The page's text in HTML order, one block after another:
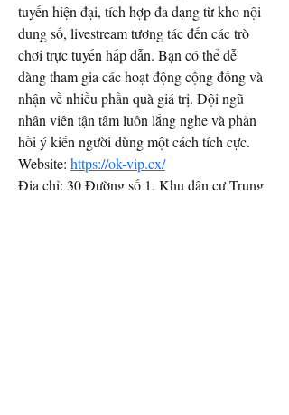
tuyến hiện đại, tích hợp đa dạng từ kho nội
dung số, livestream tương tác đến các trò
chơi trực tuyến hấp dẫn. Bạn có thể dễ
dàng tham gia các hoạt động cộng đồng và
nhận về nhiều phần quà giá trị. Đội ngũ
nhân viên tận tâm luôn lắng nghe và phản
hồi ý kiến người dùng một cách tích cực.
Website: https://ok-vip.cx/
Địa chỉ: 30 Đường số 1, Khu dân cư Trung